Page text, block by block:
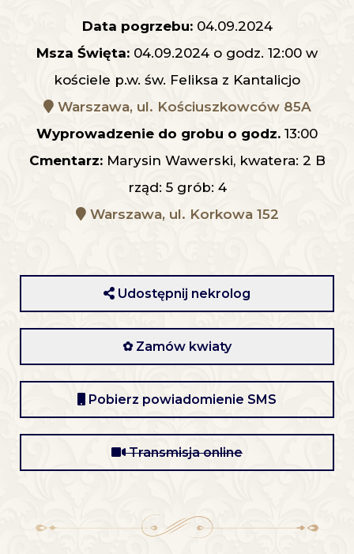
Data pogrzebu:04.09.2024
Msza Święta: 04.09.2024 o godz. 12:00 w
kościele p.w. św. Feliksa z Kantalicjo
Warszawa, ul. Kościuszkowców 85A
Wyprowadzenie do grobu o godz. 13:00
Cmentarz:Marysin Wawerski, kwatera: 2 B
rząd: 5 grób: 4
Warszawa, ul. Korkowa 152
Udostępnij nekrolog
✿ Zamów kwiaty
Pobierz powiadomienie SMS
Transmisja online